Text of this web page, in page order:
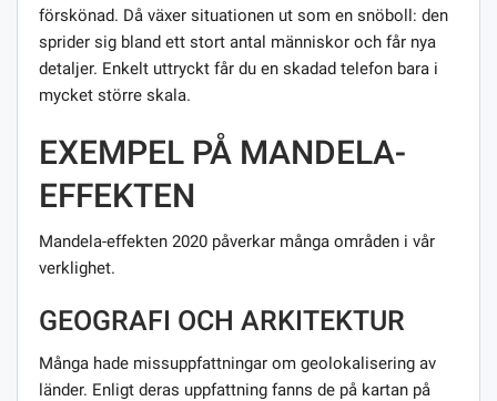
förskönad. Då växer situationen ut som en snöboll: den
sprider sig bland ett stort antal människor och får nya
detaljer. Enkelt uttryckt får du en skadad telefon bara i
mycket större skala.
EXEMPEL PÅ MANDELA-
EFFEKTEN
Mandela-effekten 2020 påverkar många områden i vår
verklighet.
GEOGRAFI OCH ARKITEKTUR
Många hade missuppfattningar om geolokalisering av
länder. Enligt deras uppfattning fanns de på kartan på